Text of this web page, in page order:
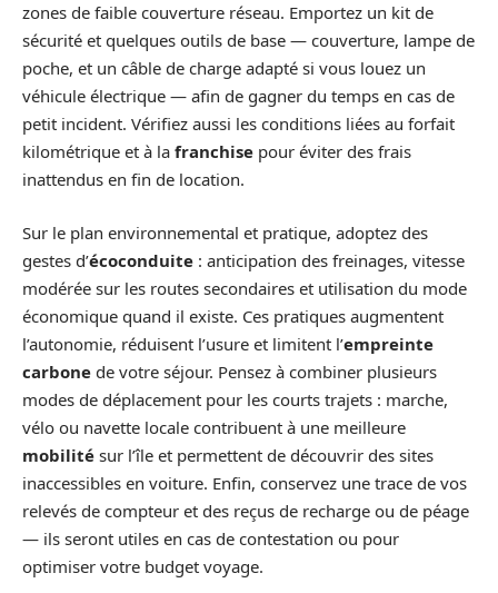
zones de faible couverture réseau. Emportez un kit de
sécurité et quelques outils de base — couverture, lampe de
poche, et un câble de charge adapté si vous louez un
véhicule électrique — afin de gagner du temps en cas de
petit incident. Vérifiez aussi les conditions liées au forfait
kilométrique et à la franchise pour éviter des frais
inattendus en fin de location.
Sur le plan environnemental et pratique, adoptez des
gestes d’écoconduite : anticipation des freinages, vitesse
modérée sur les routes secondaires et utilisation du mode
économique quand il existe. Ces pratiques augmentent
l’autonomie, réduisent l’usure et limitent l’empreinte
carbone de votre séjour. Pensez à combiner plusieurs
modes de déplacement pour les courts trajets : marche,
vélo ou navette locale contribuent à une meilleure
mobilité sur l’île et permettent de découvrir des sites
inaccessibles en voiture. Enfin, conservez une trace de vos
relevés de compteur et des reçus de recharge ou de péage
— ils seront utiles en cas de contestation ou pour
optimiser votre budget voyage.